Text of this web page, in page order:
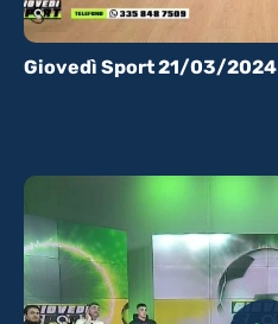
Giovedì Sport 21/03/2024